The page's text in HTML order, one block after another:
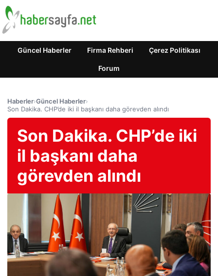
Güncel Haberler Firma Rehberi Çerez Politikası
Forum
Haberler›Güncel Haberler›
Son Dakika. CHP’de iki il başkanı daha görevden alındı
Son Dakika. CHP’de iki
il başkanı daha
görevden alındı